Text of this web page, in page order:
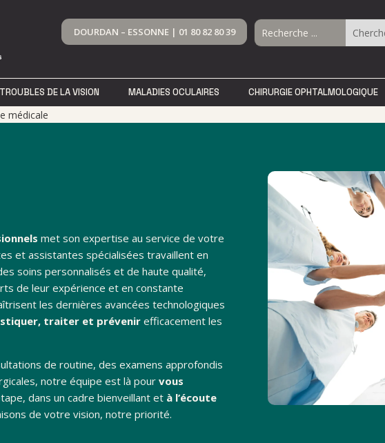
DOURDAN – ESSONNE | 01 80 82 80 39
TROUBLES DE LA VISION MALADIES OCULAIRES CHIRURGIE OPHTALMOLOGIQUE
TROUBLES DE LA VISION MALADIES OCULAIRES CHIRURGIE OPHTALMOLOGIQUE
médicale
met son expertise au service de votre
et assistantes spécialisées travaillent en
soins personnalisés et de haute qualité,
de leur expérience et en constante
les dernières avancées technologiques
traiter et prévenir efficacement les
de routine, des examens approfondis
notre équipe est là pour vous
dans un cadre bienveillant et à l’écoute
de votre vision, notre priorité.